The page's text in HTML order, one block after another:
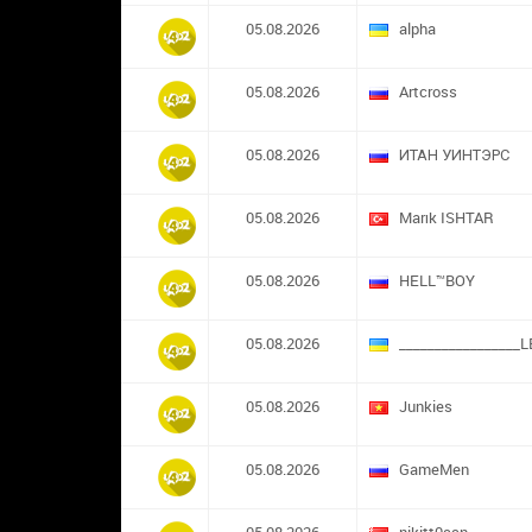
05.08.2026 alpha
05.08.2026 Artcross
05.08.2026 ИТАН УИНТЭРС
05.08.2026 Marık ISHTAR
05.08.2026 HELL™BOY
05.08.2026
05.08.2026 Junkies
05.08.2026 GameMen